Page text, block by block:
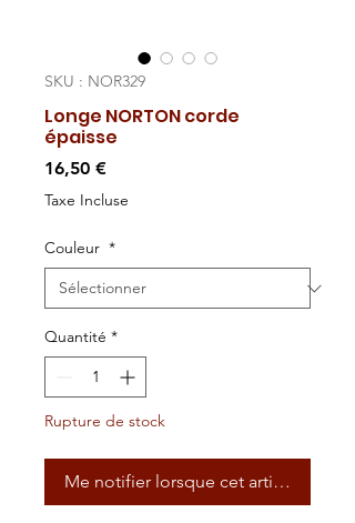
SKU : NOR329
Longe NORTON corde
épaisse
16,50 €Prix
Taxe Incluse
Couleur *
Quantité *
Rupture de stock
Me notifier lorsque cet article est